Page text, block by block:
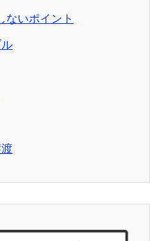
ないポイント